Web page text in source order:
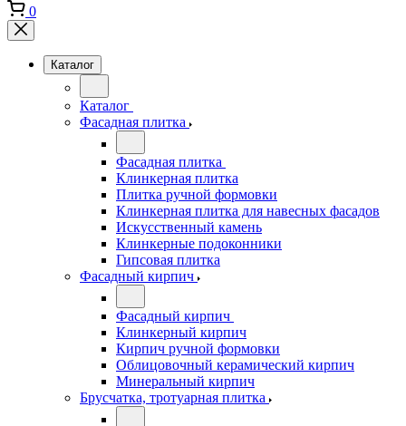
0
Каталог
Каталог
Фасадная плитка
Фасадная плитка
Клинкерная плитка
Плитка ручной формовки
Клинкерная плитка для навесных фасадов
Искусственный камень
Клинкерные подоконники
Гипсовая плитка
Фасадный кирпич
Фасадный кирпич
Клинкерный кирпич
Кирпич ручной формовки
Облицовочный керамический кирпич
Минеральный кирпич
Брусчатка, тротуарная плитка